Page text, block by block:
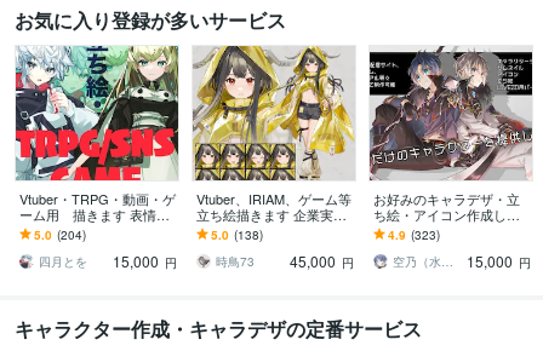
お気に入り登録が多いサービス
Vtuber・TRPG・動画・ゲ
ーム用 描きます 表情差
分2枚無料付き（腰上～全
身制作の場合）
5.0 (204)
四月とを
15,000 円
Vtuber、IRIAM、ゲーム等
立ち絵描きます 企業実績
多数！ハイクオリティな
イラストをお届けしま
す！
5.0 (138)
時鳥73
45,000 円
お好みのキャラデザ・立
ち絵・アイコン作成しま
す あなただけのキャラク
ターイラストを提供しま
す!
4.9 (323)
空乃（水飴）
15,000 円
キャラクター作成・キャラデザの定番サービス